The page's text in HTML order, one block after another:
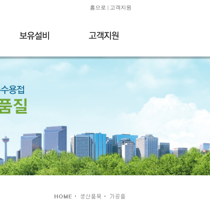
홈으로 | 고객지원